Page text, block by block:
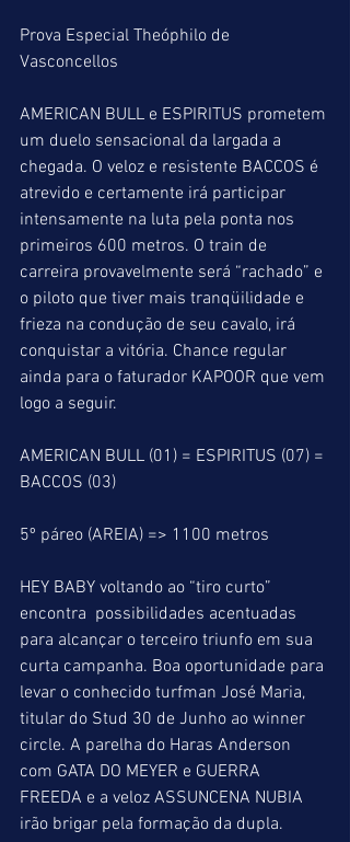
Prova Especial Theóphilo de
Vasconcellos
AMERICAN BULL e ESPIRITUS prometem
um duelo sensacional da largada a
chegada. O veloz e resistente BACCOS é
atrevido e certamente irá participar
intensamente na luta pela ponta nos
primeiros 600 metros. O train de
carreira provavelmente será “rachado” e
o piloto que tiver mais tranqüilidade e
frieza na condução de seu cavalo, irá
conquistar a vitória. Chance regular
ainda para o faturador KAPOOR que vem
logo a seguir.
AMERICAN BULL (01) = ESPIRITUS (07) =
BACCOS (03)
5º páreo (AREIA) => 1100 metros
HEY BABY voltando ao “tiro curto”
encontra  possibilidades acentuadas
para alcançar o terceiro triunfo em sua
curta campanha. Boa oportunidade para
levar o conhecido turfman José Maria,
titular do Stud 30 de Junho ao winner
circle. A parelha do Haras Anderson
com GATA DO MEYER e GUERRA
FREEDA e a veloz ASSUNCENA NUBIA
irão brigar pela formação da dupla.